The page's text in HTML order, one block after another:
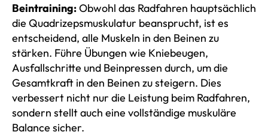
Beintraining:Obwohl das Radfahren hauptsächlich
die Quadrizepsmuskulatur beansprucht, ist es
entscheidend, alle Muskeln in den Beinen zu
stärken. Führe Übungen wie Kniebeugen,
Ausfallschritte und Beinpressen durch, um die
Gesamtkraft in den Beinen zu steigern. Dies
verbessert nicht nur die Leistung beim Radfahren,
sondern stellt auch eine vollständige muskuläre
Balance sicher.